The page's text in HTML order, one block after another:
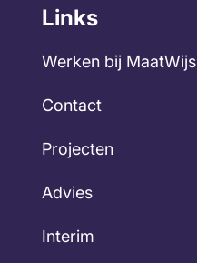
Links
Werken bij MaatWijs
Contact
Projecten
Advies
Interim